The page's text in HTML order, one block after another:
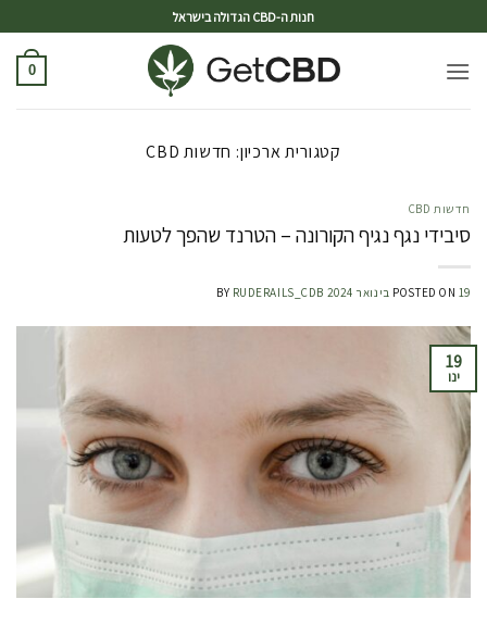
חנות ה-CBD הגדולה בישראל
0
קטגורית ארכיון: חדשות CBD
חדשות CBD
סיבידי נגף נגיף הקורונה – הטרנד שהפך לטעות
POSTED ON 19 בינואר 2024 BY RUDERAILS_CDB
19
ינו